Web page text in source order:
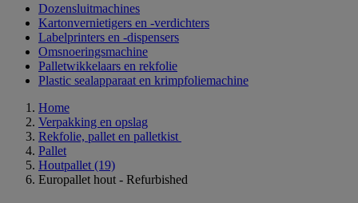
Dozensluitmachines
Kartonvernietigers en -verdichters
Labelprinters en -dispensers
Omsnoeringsmachine
Palletwikkelaars en rekfolie
Plastic sealapparaat en krimpfoliemachine
Home
Verpakking en opslag
Rekfolie, pallet en palletkist
Pallet
Houtpallet (19)
Europallet hout - Refurbished